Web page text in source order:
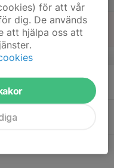
för att vår
dig. De används
att hjälpa oss att